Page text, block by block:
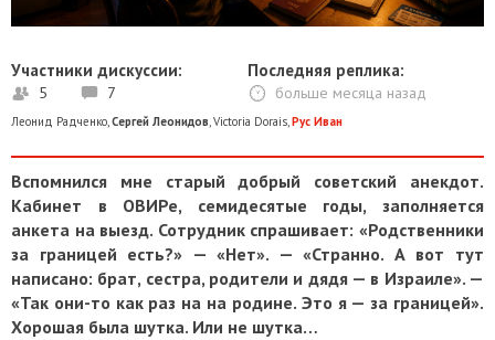
Участники дискуссии:
5 7
Последняя реплика:
больше месяца назад
Леонид Радченко,Сергей Леонидов,Victoria Dorais,Рус Иван
Вспомнился мне старый добрый советский анекдот.
Кабинет в ОВИРе, семидесятые годы, заполняется
анкета на выезд. Сотрудник спрашивает: «Родственники
за границей есть?» — «Нет». — «Странно. А вот тут
написано: брат, сестра, родители и дядя — в Израиле». —
«Так они-то как раз на на родине. Это я — за границей».
Хорошая была шутка. Или не шутка…